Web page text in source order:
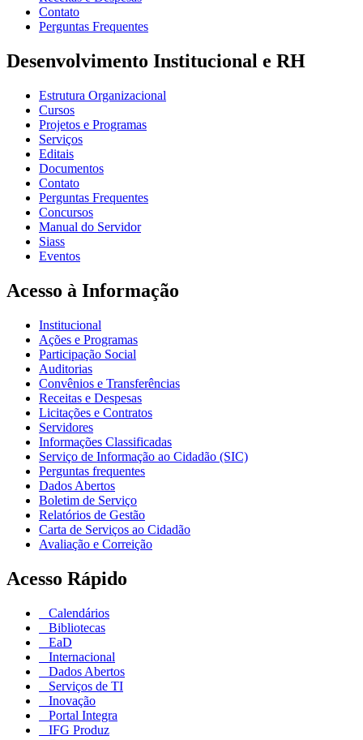
Contato
Perguntas Frequentes
Desenvolvimento Institucional e RH
Estrutura Organizacional
Cursos
Projetos e Programas
Serviços
Editais
Documentos
Contato
Perguntas Frequentes
Concursos
Manual do Servidor
Siass
Eventos
Acesso à Informação
Institucional
Ações e Programas
Participação Social
Auditorias
Convênios e Transferências
Receitas e Despesas
Licitações e Contratos
Servidores
Informações Classificadas
Serviço de Informação ao Cidadão (SIC)
Perguntas frequentes
Dados Abertos
Boletim de Serviço
Relatórios de Gestão
Carta de Serviços ao Cidadão
Avaliação e Correição
Acesso Rápido
Calendários
Bibliotecas
EaD
Internacional
Dados Abertos
Serviços de TI
Inovação
Portal Integra
IFG Produz